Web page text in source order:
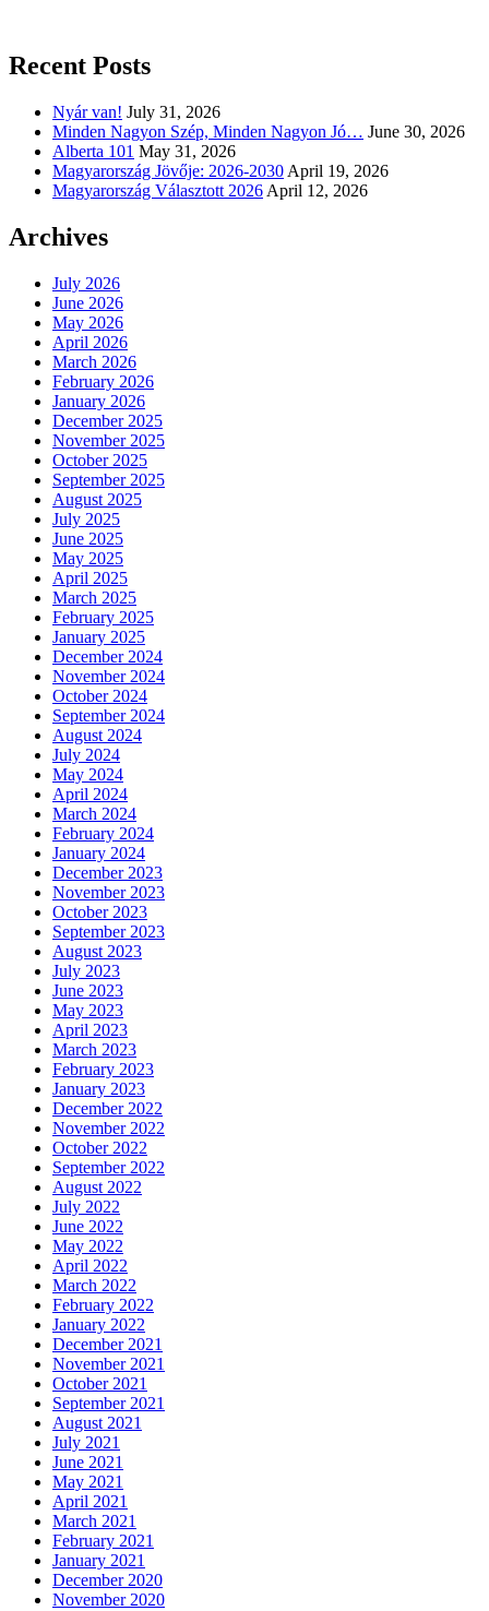
Recent Posts
Nyár van! July 31, 2026
Minden Nagyon Szép, Minden Nagyon Jó… June 30, 2026
Alberta 101 May 31, 2026
Magyarország Jövője: 2026-2030 April 19, 2026
Magyarország Választott 2026 April 12, 2026
Archives
July 2026
June 2026
May 2026
April 2026
March 2026
February 2026
January 2026
December 2025
November 2025
October 2025
September 2025
August 2025
July 2025
June 2025
May 2025
April 2025
March 2025
February 2025
January 2025
December 2024
November 2024
October 2024
September 2024
August 2024
July 2024
May 2024
April 2024
March 2024
February 2024
January 2024
December 2023
November 2023
October 2023
September 2023
August 2023
July 2023
June 2023
May 2023
April 2023
March 2023
February 2023
January 2023
December 2022
November 2022
October 2022
September 2022
August 2022
July 2022
June 2022
May 2022
April 2022
March 2022
February 2022
January 2022
December 2021
November 2021
October 2021
September 2021
August 2021
July 2021
June 2021
May 2021
April 2021
March 2021
February 2021
January 2021
December 2020
November 2020